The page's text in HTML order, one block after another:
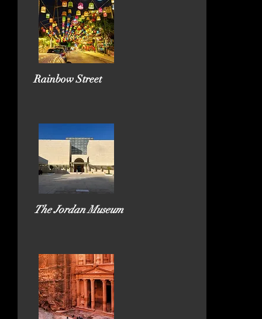
Rainbow Street
The Jordan Museum